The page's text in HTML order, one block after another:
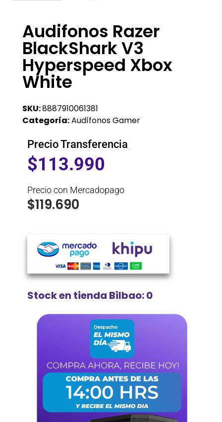
Audifonos Razer
BlackShark V3
Hyperspeed Xbox
White
SKU:8887910061381
Categoría:Audífonos Gamer
Precio Transferencia
$113.990
Precio con Mercadopago
$119.690
Stock en tienda Bilbao: 0